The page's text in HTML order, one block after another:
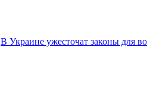
В Украине ужесточат законы для